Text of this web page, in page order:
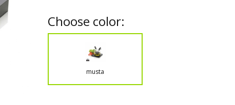
Choose color:
musta